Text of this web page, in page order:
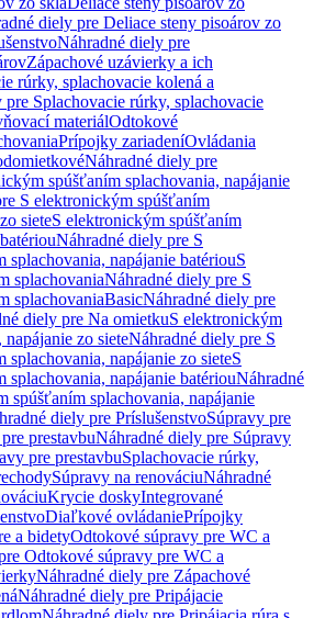
diely pre Deliace steny pisoárov zo
Náhradné diely pre
Zápachové uzávierky a ich
rúrky, splachovacie kolená a
Splachovacie rúrky, splachovacie
materiálOdtokové
Prípojky zariadeníOvládania
Náhradné diely pre
spúšťaním splachovania, napájanie
S elektronickým spúšťaním
sieteS elektronickým spúšťaním
Náhradné diely pre S
napájanie batériouS
splachovaniaNáhradné diely pre S
splachovaniaBasicNáhradné diely pre
diely pre Na omietkuS elektronickým
zo sieteNáhradné diely pre S
napájanie zo sieteS
napájanie batériouNáhradné
spúšťaním splachovania, napájanie
diely pre PríslušenstvoSúpravy pre
prestavbuNáhradné diely pre Súpravy
pre prestavbuSplachovacie rúrky,
Súpravy na renováciuNáhradné
Krycie doskyIntegrované
Diaľkové ovládaniePrípojky
a bidetyOdtokové súpravy pre WC a
Odtokové súpravy pre WC a
Náhradné diely pre Zápachové
Náhradné diely pre Pripájacie